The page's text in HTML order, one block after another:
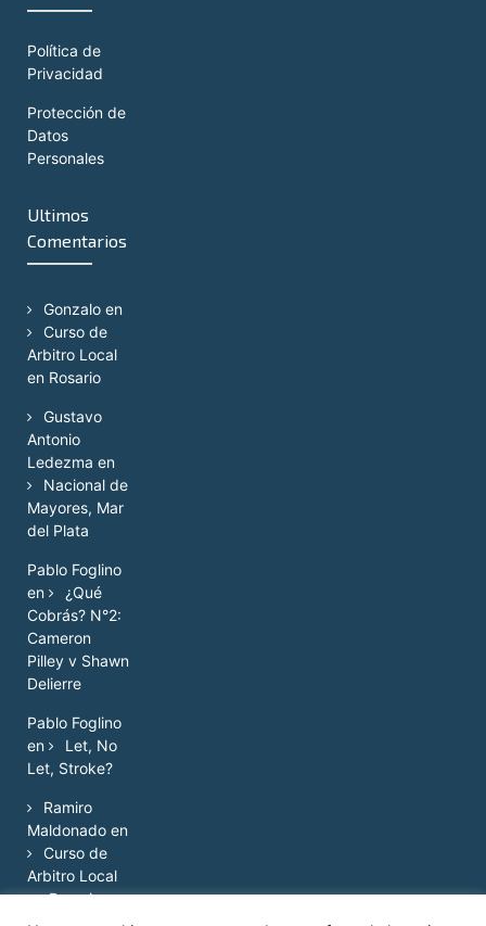
Política de
Privacidad
Protección de
Datos
Personales
Ultimos
Comentarios
Gonzalo en
Curso de
Arbitro Local
en Rosario
Gustavo
Antonio
Ledezma en
Nacional de
Mayores, Mar
del Plata
Pablo Foglino
en
¿Qué
Cobrás? N°2:
Cameron
Pilley v Shawn
Delierre
Pablo Foglino
en
Let, No
Let, Stroke?
Ramiro
Maldonado en
Curso de
Arbitro Local
en Rosario